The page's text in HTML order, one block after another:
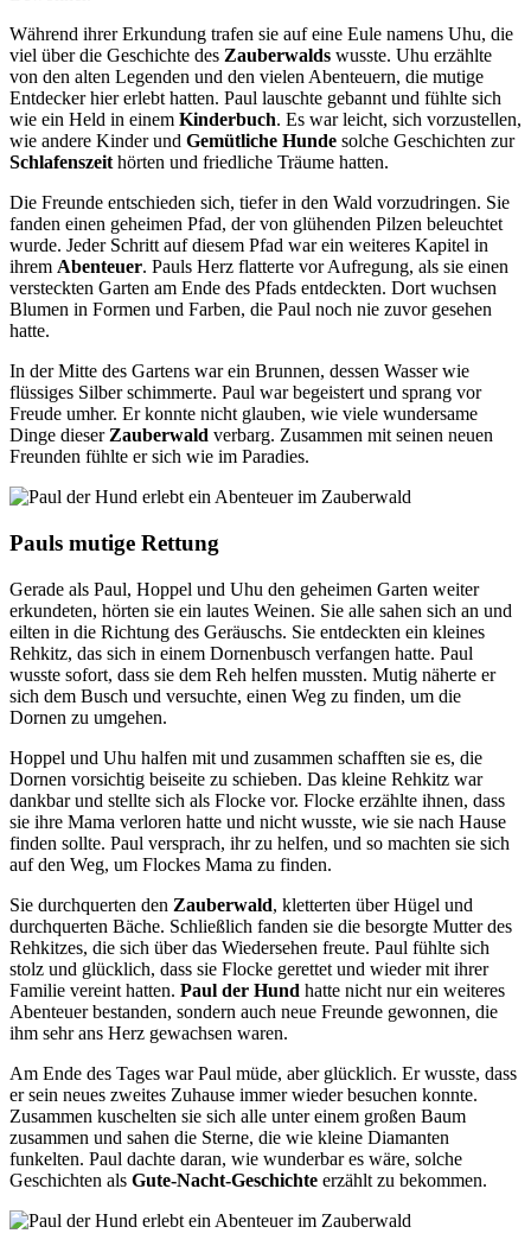
Während ihrer Erkundung trafen sie auf eine Eule namens Uhu, die
viel über die Geschichte des Zauberwalds wusste. Uhu erzählte
von den alten Legenden und den vielen Abenteuern, die mutige
Entdecker hier erlebt hatten. Paul lauschte gebannt und fühlte sich
wie ein Held in einem Kinderbuch. Es war leicht, sich vorzustellen,
wie andere Kinder und Gemütliche Hunde solche Geschichten zur
Schlafenszeit hörten und friedliche Träume hatten.
Die Freunde entschieden sich, tiefer in den Wald vorzudringen. Sie
fanden einen geheimen Pfad, der von glühenden Pilzen beleuchtet
wurde. Jeder Schritt auf diesem Pfad war ein weiteres Kapitel in
ihrem Abenteuer. Pauls Herz flatterte vor Aufregung, als sie einen
versteckten Garten am Ende des Pfads entdeckten. Dort wuchsen
Blumen in Formen und Farben, die Paul noch nie zuvor gesehen
hatte.
In der Mitte des Gartens war ein Brunnen, dessen Wasser wie
flüssiges Silber schimmerte. Paul war begeistert und sprang vor
Freude umher. Er konnte nicht glauben, wie viele wundersame
Dinge dieser Zauberwald verbarg. Zusammen mit seinen neuen
Freunden fühlte er sich wie im Paradies.
Pauls mutige Rettung
Gerade als Paul, Hoppel und Uhu den geheimen Garten weiter
erkundeten, hörten sie ein lautes Weinen. Sie alle sahen sich an und
eilten in die Richtung des Geräuschs. Sie entdeckten ein kleines
Rehkitz, das sich in einem Dornenbusch verfangen hatte. Paul
wusste sofort, dass sie dem Reh helfen mussten. Mutig näherte er
sich dem Busch und versuchte, einen Weg zu finden, um die
Dornen zu umgehen.
Hoppel und Uhu halfen mit und zusammen schafften sie es, die
Dornen vorsichtig beiseite zu schieben. Das kleine Rehkitz war
dankbar und stellte sich als Flocke vor. Flocke erzählte ihnen, dass
sie ihre Mama verloren hatte und nicht wusste, wie sie nach Hause
finden sollte. Paul versprach, ihr zu helfen, und so machten sie sich
auf den Weg, um Flockes Mama zu finden.
Sie durchquerten den Zauberwald, kletterten über Hügel und
durchquerten Bäche. Schließlich fanden sie die besorgte Mutter des
Rehkitzes, die sich über das Wiedersehen freute. Paul fühlte sich
stolz und glücklich, dass sie Flocke gerettet und wieder mit ihrer
Familie vereint hatten. Paul der Hund hatte nicht nur ein weiteres
Abenteuer bestanden, sondern auch neue Freunde gewonnen, die
ihm sehr ans Herz gewachsen waren.
Am Ende des Tages war Paul müde, aber glücklich. Er wusste, dass
er sein neues zweites Zuhause immer wieder besuchen konnte.
Zusammen kuschelten sie sich alle unter einem großen Baum
zusammen und sahen die Sterne, die wie kleine Diamanten
funkelten. Paul dachte daran, wie wunderbar es wäre, solche
Geschichten als Gute-Nacht-Geschichte erzählt zu bekommen.